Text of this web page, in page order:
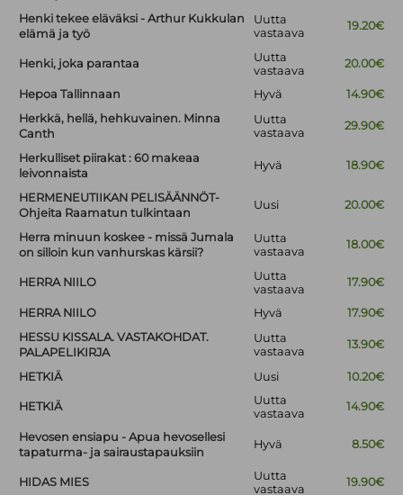
Henki tekee eläväksi - Arthur Kukkulan
elämä ja työ
Uutta
vastaava
19.20€
Henki, joka parantaa
Uutta
vastaava
20.00€
Hepoa Tallinnaan Hyvä
14.90€
Herkkä, hellä, hehkuvainen. Minna
Canth
Uutta
vastaava
29.90€
Herkulliset piirakat : 60 makeaa
leivonnaista
Hyvä 18.90€
HERMENEUTIIKAN PELISÄÄNNÖT-
Ohjeita Raamatun tulkintaan
Uusi 20.00€
Herra minuun koskee - missä Jumala
on silloin kun vanhurskas kärsii?
Uutta
vastaava
18.00€
HERRA NIILO
Uutta
vastaava
17.90€
HERRA NIILO Hyvä
17.90€
HESSU KISSALA. VASTAKOHDAT.
PALAPELIKIRJA
Uutta
vastaava
13.90€
HETKIÄ Uusi 10.20€
HETKIÄ
Uutta
vastaava
14.90€
Hevosen ensiapu - Apua hevosellesi
tapaturma- ja sairaustapauksiin
Hyvä 8.50€
HIDAS MIES
Uutta
vastaava
19.90€